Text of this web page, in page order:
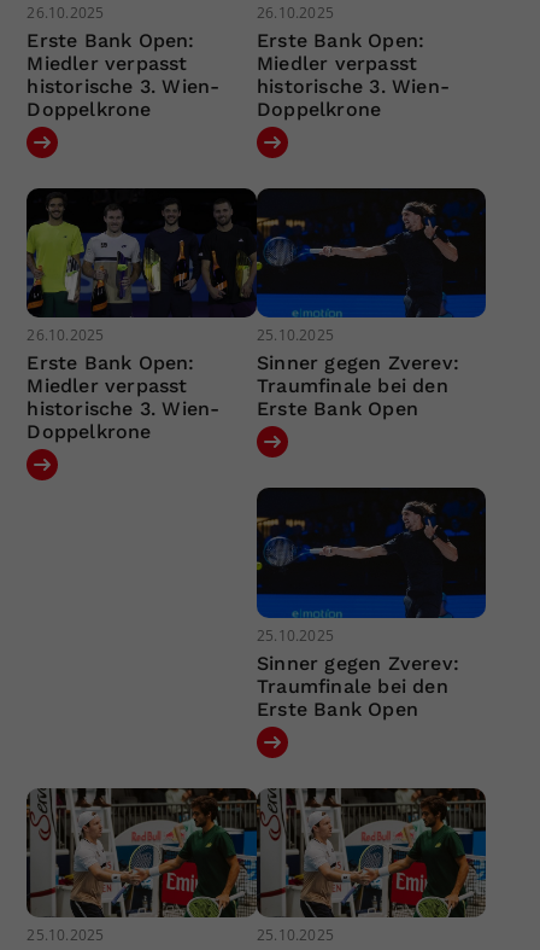
26.10.2025
Erste Bank Open:
Miedler verpasst
historische 3. Wien-
Doppelkrone
26.10.2025
Erste Bank Open:
Miedler verpasst
historische 3. Wien-
Doppelkrone
26.10.2025
Erste Bank Open:
Miedler verpasst
historische 3. Wien-
Doppelkrone
25.10.2025
Sinner gegen Zverev:
Traumfinale bei den
Erste Bank Open
25.10.2025
Sinner gegen Zverev:
Traumfinale bei den
Erste Bank Open
25.10.2025 25.10.2025